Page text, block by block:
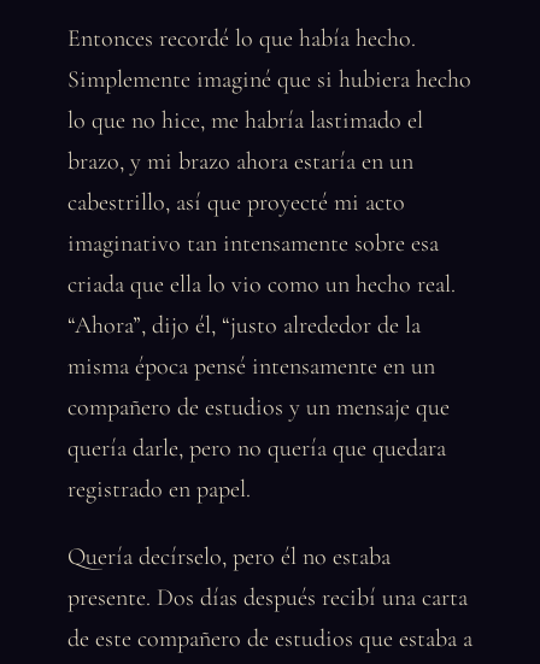
Entonces recordé lo que había hecho.
Simplemente imaginé que si hubiera hecho
lo que no hice, me habría lastimado el
brazo, y mi brazo ahora estaría en un
cabestrillo, así que proyecté mi acto
imaginativo tan intensamente sobre esa
criada que ella lo vio como un hecho real.
“Ahora”, dijo él, “justo alrededor de la
misma época pensé intensamente en un
compañero de estudios y un mensaje que
quería darle, pero no quería que quedara
registrado en papel.
Quería decírselo, pero él no estaba
presente. Dos días después recibí una carta
de este compañero de estudios que estaba a